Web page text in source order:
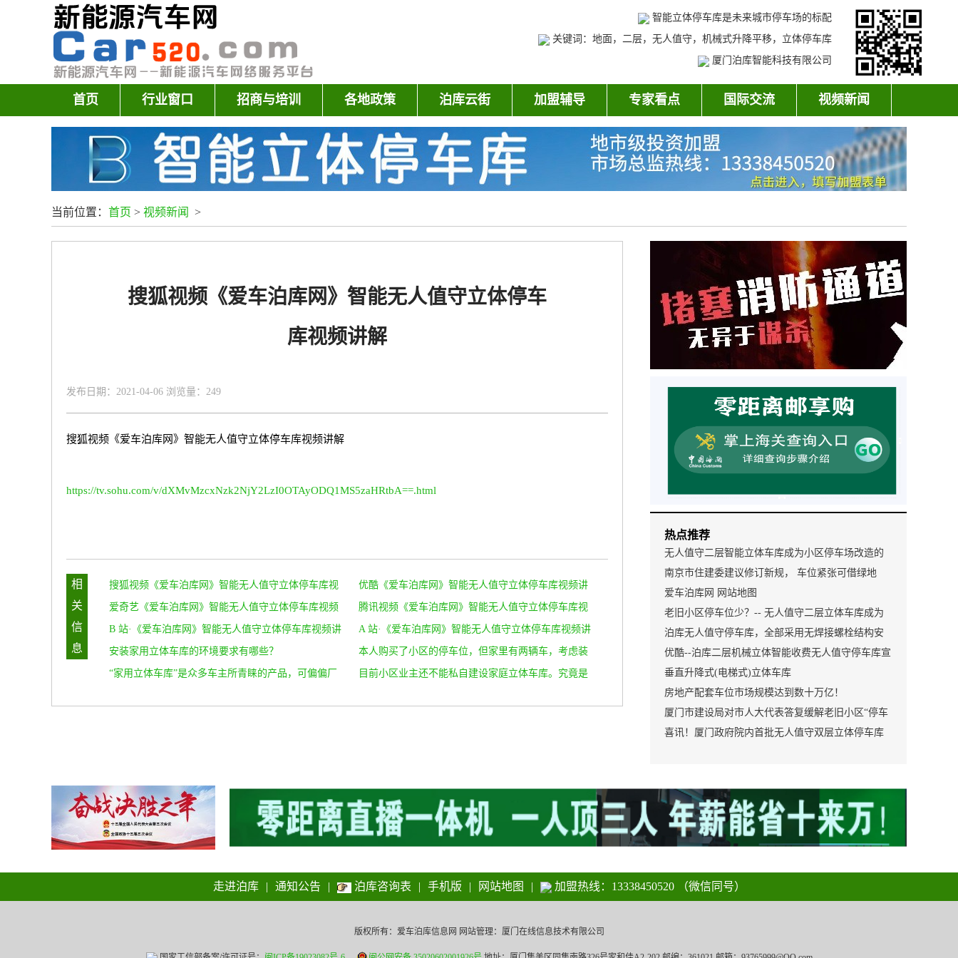
智能立体停车库是未来城市停车场的标配
关键词：地面，二层，无人值守，机械式升降平移，立体停车库
厦门泊库智能科技有限公司
首页 行业窗口 招商与培训 各地政策 泊库云街 加盟辅导 专家看点 国际交流 视频新闻
当前位置： 首页 > 视频新闻 >
搜狐视频《爱车泊库网》智能无人值守立体停车
库视频讲解
发布日期：2021-04-06 浏览量： 249
搜狐视频《爱车泊库网》智能无人值守立体停车库视频讲解
https://tv.sohu.com/v/dXMvMzcxNzk2NjY2LzI0OTAyODQ1MS5zaHRtbA==.html
相
关
信
息
搜狐视频《爱车泊库网》智能无人值守立体停车库视
频讲解
优酷《爱车泊库网》智能无人值守立体停车库视频讲
解
爱奇艺《爱车泊库网》智能无人值守立体停车库视频
讲解
腾讯视频《爱车泊库网》智能无人值守立体停车库视
频讲解
B 站·《爱车泊库网》智能无人值守立体停车库视频讲
解
A 站·《爱车泊库网》智能无人值守立体停车库视频讲
解
安装家用立体车库的环境要求有哪些？ 本人购买了小区的停车位，但家里有两辆车，考虑装
一个这样的车库，请问下可以直接安装吗？
“家用立体车库”是众多车主所青睐的产品，可偏偏厂 目前小区业主还不能私自建设家庭立体车库。究竟是
热点推荐
无人值守二层智能立体车库成为小区停车场改造的
首选
南京市住建委建议修订新规， 车位紧张可借绿地
爱车泊库网 网站地图
老旧小区停车位少？-- 无人值守二层立体车库成为
小区停车场改造的首选
泊库无人值守停车库，全部采用无焊接螺栓结构安
装，现场钢构安装仅需10天左右的时间
优酷--泊库二层机械立体智能收费无人值守停车库宣
传片
垂直升降式(电梯式)立体车库
房地产配套车位市场规模达到数十万亿！
厦门市建设局对市人大代表答复缓解老旧小区“停车
难”问题的措施与成效
喜讯！厦门政府院内首批无人值守双层立体停车库
走进泊库 | 通知公告 | 泊库咨询表 | 手机版 | 网站地图 | 加盟热线：13338450520 （微信同号）
版权所有：爱车泊库信息网 网站管理：厦门在线信息技术有限公司